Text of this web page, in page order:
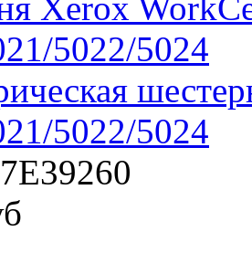
5022/5024